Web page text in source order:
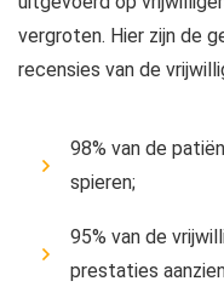
vergroten. Hier zijn de
recensies van de
98% van de
spieren;
95% van de
prestaties